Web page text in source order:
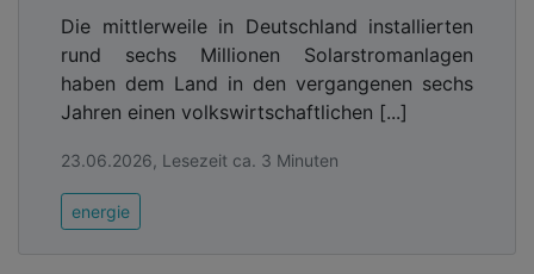
Die mittlerweile in Deutschland installierten
rund sechs Millionen Solarstromanlagen
haben dem Land in den vergangenen sechs
Jahren einen volkswirtschaftlichen [...]
23.06.2026, Lesezeit ca. 3 Minuten
energie